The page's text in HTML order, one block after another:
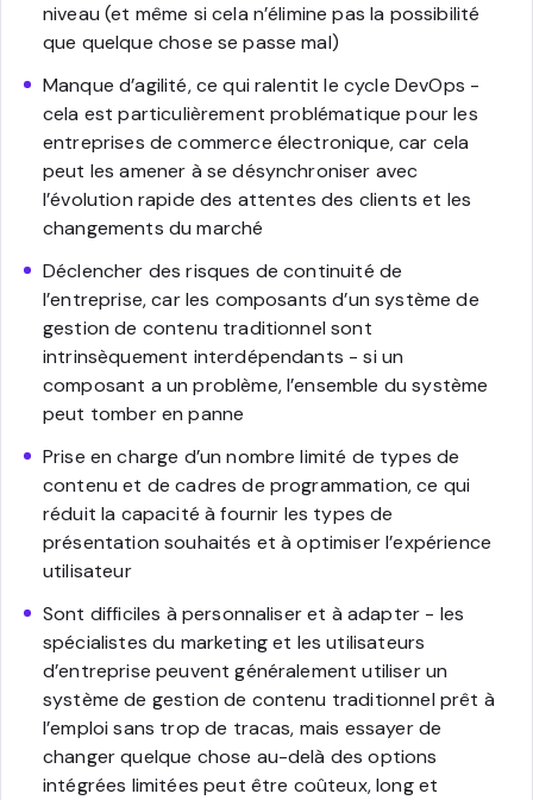
niveau (et même si cela n’élimine pas la possibilité
que quelque chose se passe mal)
Manque d’agilité, ce qui ralentit le cycle DevOps -
cela est particulièrement problématique pour les
entreprises de commerce électronique, car cela
peut les amener à se désynchroniser avec
l’évolution rapide des attentes des clients et les
changements du marché
Déclencher des risques de continuité de
l’entreprise, car les composants d’un système de
gestion de contenu traditionnel sont
intrinsèquement interdépendants - si un
composant a un problème, l’ensemble du système
peut tomber en panne
Prise en charge d’un nombre limité de types de
contenu et de cadres de programmation, ce qui
réduit la capacité à fournir les types de
présentation souhaités et à optimiser l’expérience
utilisateur
Sont difficiles à personnaliser et à adapter - les
spécialistes du marketing et les utilisateurs
d’entreprise peuvent généralement utiliser un
système de gestion de contenu traditionnel prêt à
l’emploi sans trop de tracas, mais essayer de
changer quelque chose au-delà des options
intégrées limitées peut être coûteux, long et